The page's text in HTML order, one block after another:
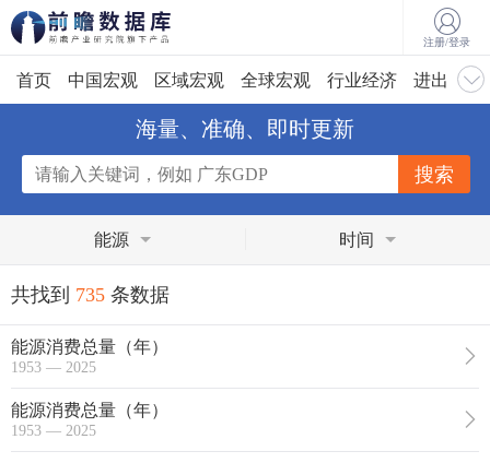
注册/登录
首页 中国宏观 区域宏观 全球宏观 行业经济 进出口
海量、准确、即时更新
能源 时间
共找到 735 条数据
能源消费总量（年）
1953 — 2025
能源消费总量（年）
1953 — 2025